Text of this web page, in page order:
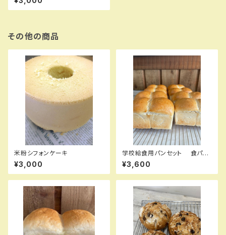
その他の商品
米粉シフォンケーキ
¥3,000
学校給食用パンセット 食パン
スライス6枚
¥3,600